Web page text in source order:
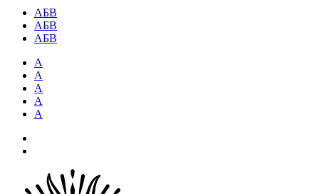
АБВ
АБВ
АБВ
А
А
А
А
А